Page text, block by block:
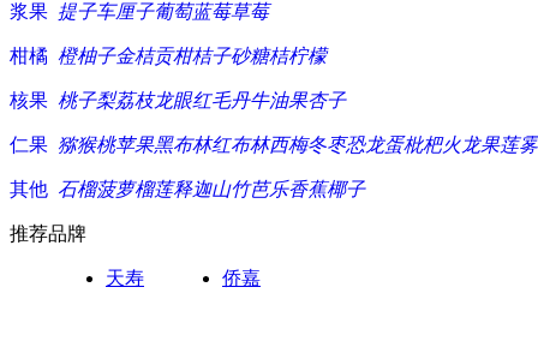
浆果 提子车厘子葡萄蓝莓草莓
柑橘 橙柚子金桔贡柑桔子砂糖桔柠檬
核果 桃子梨荔枝龙眼红毛丹牛油果杏子
仁果 猕猴桃苹果黑布林红布林西梅冬枣恐龙蛋枇杷火龙果莲雾
其他 石榴菠萝榴莲释迦山竹芭乐香蕉椰子
推荐品牌
天寿 侨嘉